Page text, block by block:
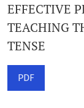
EFFECTIVE
TEACHING
TENSE
PDF